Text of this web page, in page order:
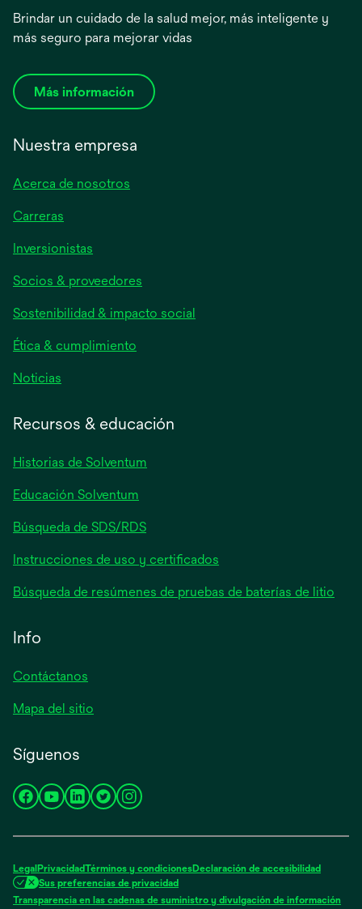
Brindar un cuidado de la salud mejor, más inteligente y
más seguro para mejorar vidas
Más información
Nuestra empresa
Acerca de nosotros
Carreras
Inversionistas
en
una
pestaña
nueva
Socios & proveedores
Sostenibilidad & impacto social
Ética & cumplimiento
Noticias
pestaña
Recursos & educación
Historias de Solventum
Educación Solventum
Búsqueda de SDS/RDS
Instrucciones de uso y certificados
Búsqueda de resúmenes de pruebas de baterías de litio
Info
Contáctanos
Mapa del sitio
Síguenos
se
una
pestaña
nueva
se
una
pestaña
nueva
se
una
pestaña
nueva
se
una
pestaña
nueva
se
pestaña
nueva
LegalPrivacidadTérminos y condicionesDeclaración de accesibilidad
Sus preferencias de privacidad
Transparencia en las cadenas de suministro y divulgación de información